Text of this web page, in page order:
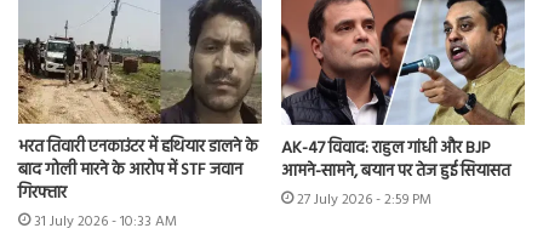
भरत तिवारी एनकाउंटर में हथियार डालने के
बाद गोली मारने के आरोप में STF जवान
गिरफ्तार
31 July 2026 - 10:33 AM
AK-47 विवाद: राहुल गांधी और BJP
आमने-सामने, बयान पर तेज हुई सियासत
27 July 2026 - 2:59 PM